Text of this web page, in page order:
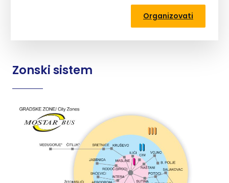
Organizovati
Zonski sistem